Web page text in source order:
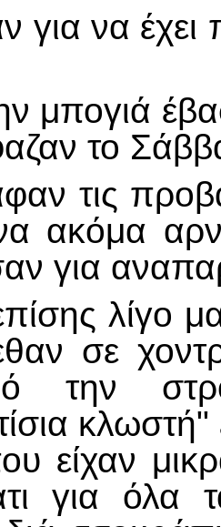
για να
μπογιά
το
τις
ακόμα
για
λίγο
σε
την
κλωστή"
είχαν
για όλα